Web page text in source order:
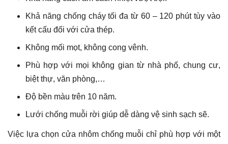
Khả năng chống cháy tối đa từ 60 – 120 phút tùy vào
kết cấu đối với cửa thép.
Không mối mọt, không cong vênh.
Phù hợp với mọi không gian từ nhà phố, chung cư,
biệt thự, văn phòng,…
Độ bền màu trên 10 năm.
Lưới chống muỗi rời giúp dễ dàng vệ sinh sạch sẽ.
Việc lựa chọn cửa nhôm chống muỗi chỉ phù hợp với một